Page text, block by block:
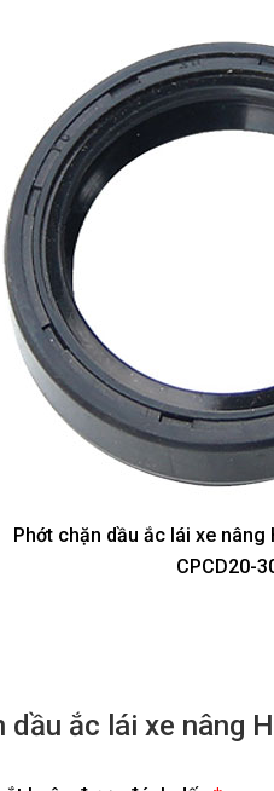
Phớt chặn dầu ắc lái xe
CPCD20-
ắc lái xe nâng